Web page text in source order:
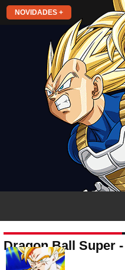
NOVIDADES +
Dragon Ball Super